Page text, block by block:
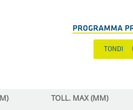
PROGRAMMA
TONDI
TOLL. MAX (MM)